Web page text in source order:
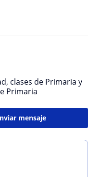
clases de Primaria y
Primaria
mensaje